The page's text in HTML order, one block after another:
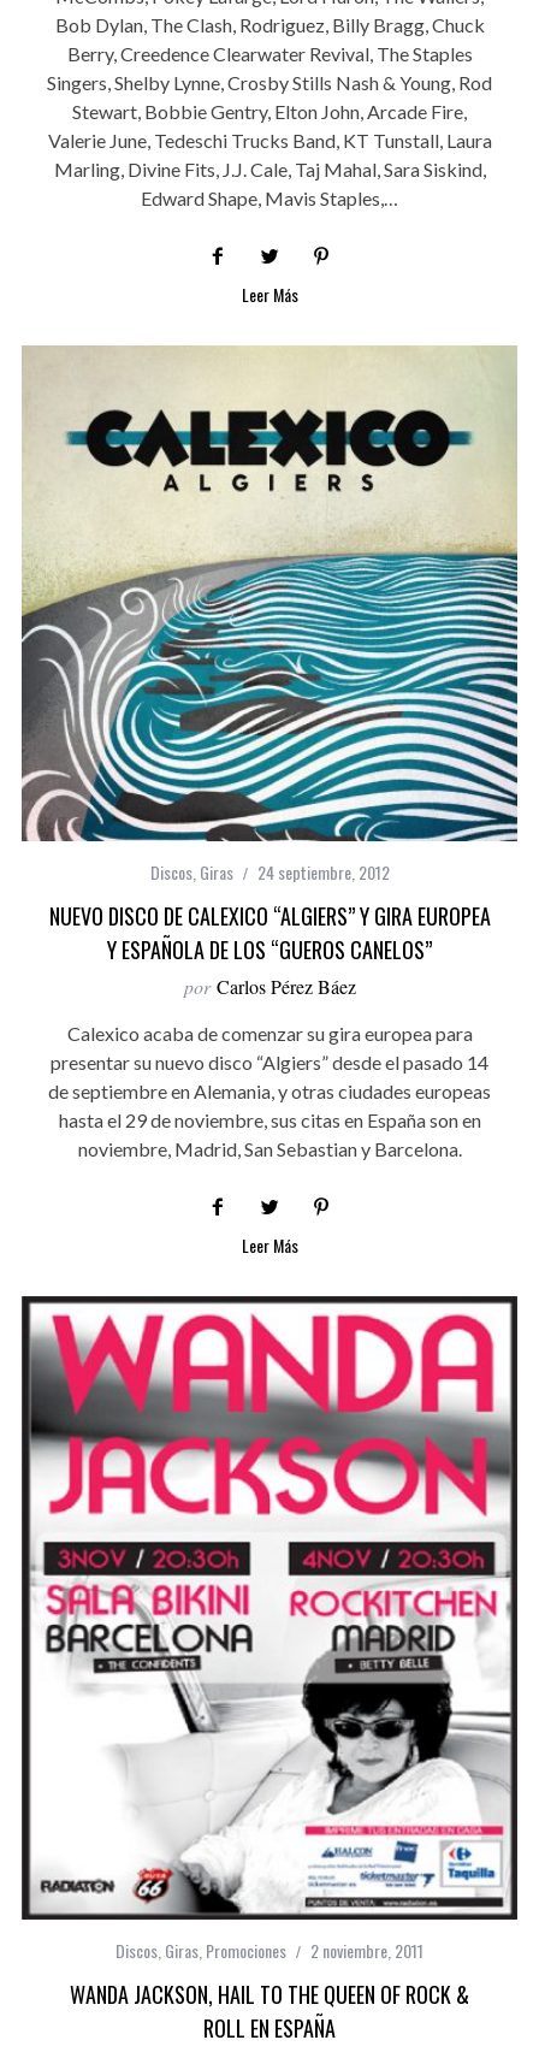
Bob Dylan, The Clash, Rodriguez, Billy Bragg, Chuck
Berry, Creedence Clearwater Revival, The Staples
Singers, Shelby Lynne, Crosby Stills Nash & Young, Rod
Stewart, Bobbie Gentry, Elton John, Arcade Fire,
Valerie June, Tedeschi Trucks Band, KT Tunstall, Laura
Marling, Divine Fits, J.J. Cale, Taj Mahal, Sara Siskind,
Edward Shape, Mavis Staples,…
Leer Más
Discos, Giras 24 septiembre, 2012
NUEVO DISCO DE CALEXICO “ALGIERS” Y GIRA EUROPEA
Y ESPAÑOLA DE LOS “GUEROS CANELOS”
por Carlos Pérez Báez
Calexico acaba de comenzar su gira europea para
presentar su nuevo disco “Algiers” desde el pasado 14
de septiembre en Alemania, y otras ciudades europeas
hasta el 29 de noviembre, sus citas en España son en
noviembre, Madrid, San Sebastian y Barcelona.
Leer Más
Discos Giras Promociones 2 noviembre, 2011
WANDA JACKSON, HAIL TO THE QUEEN OF ROCK &
ROLL EN ESPAÑA